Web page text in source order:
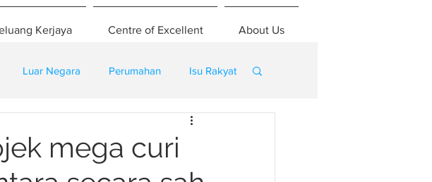
Kerjaya Centre of Excellent About Us
Luar Negara Perumahan Isu Rakyat
mega curi